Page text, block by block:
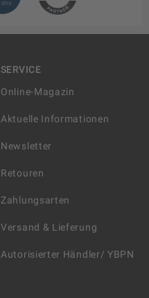
SERVICE
Online-Magazin
Aktuelle Informationen
Newsletter
Retouren
Zahlungsarten
Versand & Lieferung
Autorisierter Händler/ YBPN